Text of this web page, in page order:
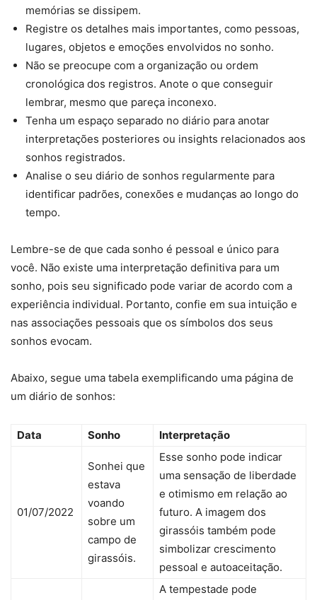
memórias se dissipem.
Registre os detalhes mais importantes, como pessoas,
lugares, objetos e emoções envolvidos no sonho.
Não se preocupe com a organização ou ordem
cronológica dos registros. Anote o que conseguir
lembrar, mesmo que pareça inconexo.
Tenha um espaço separado no diário para anotar
interpretações posteriores ou insights relacionados aos
sonhos registrados.
Analise o seu diário de sonhos regularmente para
identificar padrões, conexões e mudanças ao longo do
tempo.
Lembre-se de que cada sonho é pessoal e único para
você. Não existe uma interpretação definitiva para um
sonho, pois seu significado pode variar de acordo com a
experiência individual. Portanto, confie em sua intuição e
nas associações pessoais que os símbolos dos seus
sonhos evocam.
Abaixo, segue uma tabela exemplificando uma página de
um diário de sonhos:
Data Sonho Interpretação
01/07/2022
Sonhei que
estava
voando
sobre um
campo de
girassóis.
Esse sonho pode indicar
uma sensação de liberdade
e otimismo em relação ao
futuro. A imagem dos
girassóis também pode
simbolizar crescimento
pessoal e autoaceitação.
A tempestade pode